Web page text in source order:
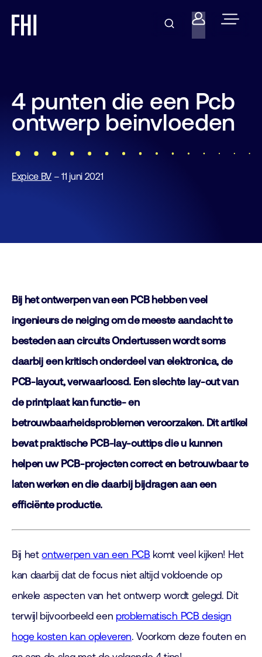
4 punten die een Pcb
ontwerp beinvloeden
Expice BV – 11 juni 2021
Bij het ontwerpen van een PCB hebben veel
ingenieurs de neiging om de meeste aandacht te
besteden aan circuits Ondertussen wordt soms
daarbij een kritisch onderdeel van elektronica, de
PCB-layout, verwaarloosd. Een slechte lay-out van
de printplaat kan functie- en
betrouwbaarheidsproblemen veroorzaken. Dit artikel
bevat praktische PCB-lay-outtips die u kunnen
helpen uw PCB-projecten correct en betrouwbaar te
laten werken en die daarbij bijdragen aan een
efficiënte productie.
Bij hetontwerpen van een PCB komt veel kijken! Het
kan daarbij dat de focus niet altijd voldoende op
enkele aspecten van het ontwerp wordt gelegd. Dit
terwijl bijvoorbeeld een problematisch PCB design
hoge kosten kan opleveren. Voorkom deze fouten en